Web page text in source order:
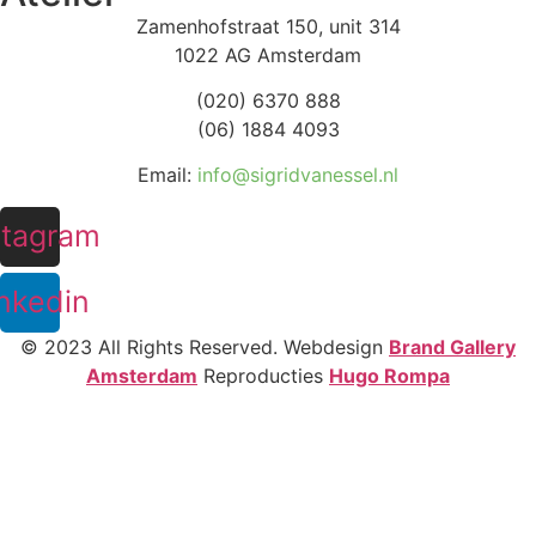
Zamenhofstraat 150, unit 314
1022 AG Amsterdam
(020) 6370 888
(06) 1884 4093
Email: info@sigridvanessel.nl
© 2023 All Rights Reserved. Webdesign Brand Gallery
Amsterdam Reproducties Hugo Rompa